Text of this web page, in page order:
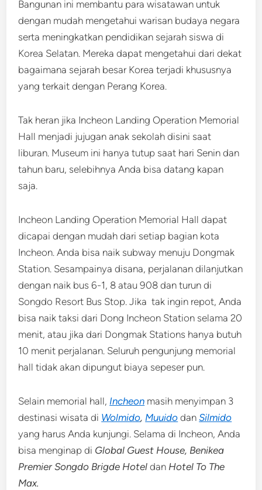
Bangunan ini membantu para wisatawan untuk
dengan mudah mengetahui warisan budaya negara
serta meningkatkan pendidikan sejarah siswa di
Korea Selatan. Mereka dapat mengetahui dari dekat
bagaimana sejarah besar Korea terjadi khususnya
yang terkait dengan Perang Korea.
Tak heran jika Incheon Landing Operation Memorial
Hall menjadi jujugan anak sekolah disini saat
liburan. Museum ini hanya tutup saat hari Senin dan
tahun baru, selebihnya Anda bisa datang kapan
saja.
Incheon Landing Operation Memorial Hall dapat
dicapai dengan mudah dari setiap bagian kota
Incheon. Anda bisa naik subway menuju Dongmak
Station. Sesampainya disana, perjalanan dilanjutkan
dengan naik bus 6-1, 8 atau 908 dan turun di
Songdo Resort Bus Stop. Jika tak ingin repot, Anda
bisa naik taksi dari Dong Incheon Station selama 20
menit, atau jika dari Dongmak Stations hanya butuh
10 menit perjalanan. Seluruh pengunjung memorial
hall tidak akan dipungut biaya sepeser pun.
Selain memorial hall, Incheon masih menyimpan 3
destinasi wisata di Wolmido, Muuido danSilmido
yang harus Anda kunjungi. Selama di Incheon, Anda
bisa menginap di Global Guest House, Benikea
Premier Songdo Brigde Hotel dan Hotel To The
Max.